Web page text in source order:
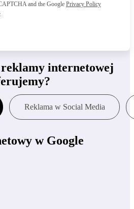
and the Google Privacy Policy
internetowej
Reklama w Social Media
w Google